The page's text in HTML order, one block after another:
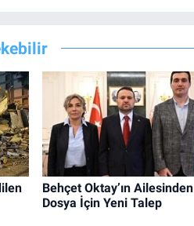
Behçet Oktay’ın Ailesinden
Dosya İçin Yeni Talep